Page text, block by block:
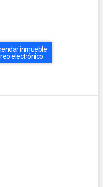
inmueble
electrónico